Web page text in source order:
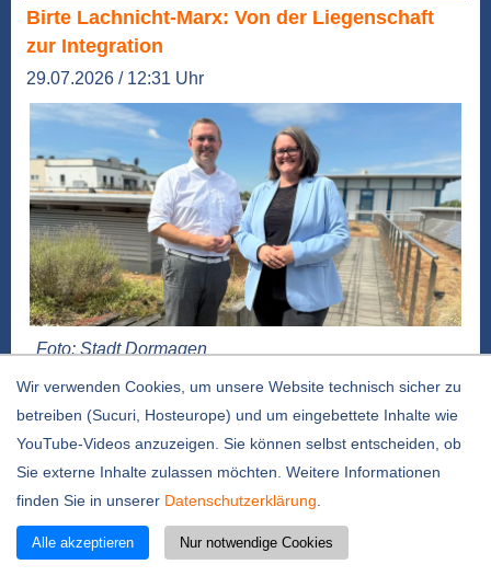
Wir verwenden Cookies, um unsere Website technisch sicher zu
betreiben (Sucuri, Hosteurope) und um eingebettete Inhalte wie
YouTube-Videos anzuzeigen. Sie können selbst entscheiden, ob
Sie externe Inhalte zulassen möchten. Weitere Informationen
finden Sie in unserer Datenschutzerklärung
Alle akzeptieren Nur notwendige Cookies
Birte Lachnicht-Marx: Von der Liegenschaft
zur Integration
29.07.2026 / 12:31 Uhr
Foto: Stadt Dormagen
Im Herbst 2026 geht Volker Lewerenz in den
Ruhestand gehen. Der Dormagener leitet seit
rund zehn Jahren das Amt für Integration und
Soziales. Nun übergibt er den Staffelstab an Birke
Lachnicht-Marx. Die 51-Jährige verantwortet ab
August das Amt mit 62 Mitarbeitenden.
„Integration und soziale Teilhabe sind